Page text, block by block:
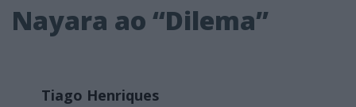
Nayara ao “Dilema”
Tiago Henriques